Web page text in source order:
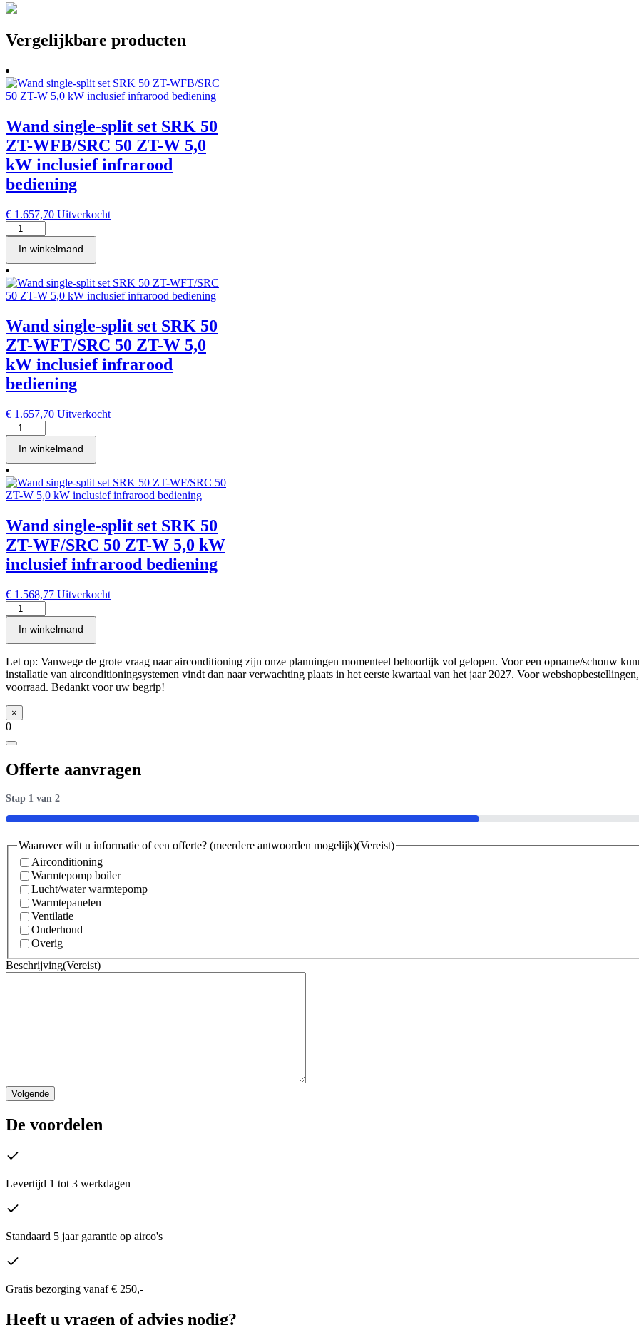
Vergelijkbare producten
Wand single-split set SRK 50
ZT-WFB/SRC 50 ZT-W 5,0
kW inclusief infrarood
bediening
€ 1.657,70 Uitverkocht
Wand
single-
split
set
SRK
50
ZT-
50
ZT-
W
5,0
kW
inclusief
bediening
aantal
In winkelmand
Wand single-split set SRK 50
ZT-WFT/SRC 50 ZT-W 5,0
kW inclusief infrarood
bediening
€ 1.657,70 Uitverkocht
Wand
single-
split
set
SRK
50
ZT-
50
ZT-
W
5,0
inclusief
infrarood
bediening
aantal
In winkelmand
Wand single-split set SRK 50
ZT-WF/SRC 50 ZT-W 5,0 kW
inclusief infrarood bediening
€ 1.568,77 Uitverkocht
Wand
single-
split
set
SRK
50
ZT-
50
ZT-
5,0
inclusief
bediening
In winkelmand
Let op: Vanwege de grote vraag naar airconditioning zijn onze planningen momenteel behoorlijk vol gelopen. Voor een opname/schouw
installatie van airconditioningsystemen vindt dan naar verwachting plaats in het eerste kwartaal van het jaar 2027. Voor
voorraad. Bedankt voor uw begrip!
×
0
Offerte aanvragen
Stap 1 van 2
50%
Waarover wilt u informatie of een offerte? (meerdere antwoorden mogelijk)(Vereist)
Airconditioning
Warmtepomp boiler
Lucht/water warmtepomp
Warmtepanelen
Ventilatie
Onderhoud
Overig
Beschrijving(Vereist)
De voordelen
Levertijd 1 tot 3 werkdagen
Standaard 5 jaar garantie op airco's
Gratis bezorging vanaf € 250,-
Heeft u vragen of advies nodig?